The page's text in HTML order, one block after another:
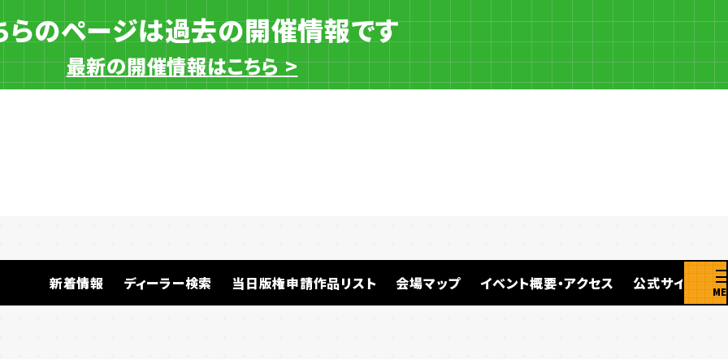
らのページは過去の開催情報です
最新の開催情報はこちら >
新着情報 ディーラー検索 当日版権申請作品リスト 会場マップ イベント概要・アクセス 公式サイト
新着情報